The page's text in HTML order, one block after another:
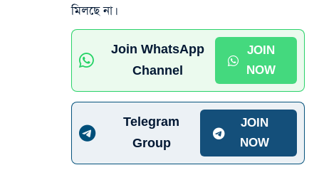
মিলছে না।
Join WhatsApp
Channel
JOIN
NOW
Telegram
Group
JOIN
NOW